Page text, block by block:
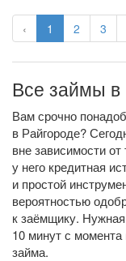
‹ 1 2 3
Все займы в
Вам срочно
в Райгороде?
вне зависимости от
у него кредитная
и простой
вероятностью
к заёмщику.
10 минут с момента
займа.